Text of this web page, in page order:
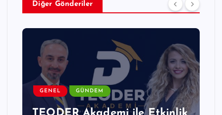
Diğer Gönderiler
GÜNDEM OTEL TURIZM